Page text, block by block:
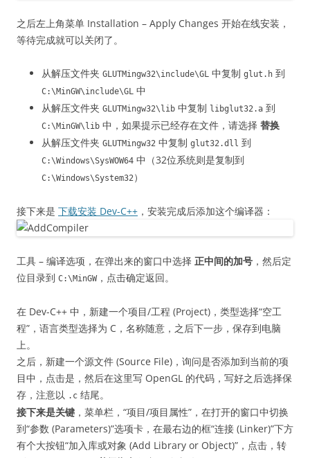
之后左上角菜单 Installation – Apply Changes 开始在线安装，
等待完成就可以关闭了。
从解压文件夹 GLUTMingw32\include\GL 中复制 glut.h 到
C:\MinGW\include\GL 中
从解压文件夹 GLUTMingw32\lib 中复制 libglut32.a 到
C:\MinGW\lib 中，如果提示已经存在文件，请选择 替换
从解压文件夹 GLUTMingw32 中复制 glut32.dll 到
C:\Windows\SysWOW64 中（32位系统则是复制到
C:\Windows\System32）
接下来是 下载安装 Dev-C++ ，安装完成后添加这个编译器：
工具 – 编译选项，在弹出来的窗口中选择 正中间的加号 ，然后定
位目录到 C:\MinGW，点击确定返回。
在 Dev-C++ 中，新建一个项目/工程 (Project)，类型选择“空工
程”，语言类型选择为 C，名称随意，之后下一步，保存到电脑
上。
之后，新建一个源文件 (Source File)，询问是否添加到当前的项
目中，点击是，然后在这里写 OpenGL 的代码，写好之后选择保
存，注意以 .c 结尾。
接下来是关键 ，菜单栏，“项目/项目属性”，在打开的窗口中切换
到“参数 (Parameters)”选项卡，在最右边的框“连接 (Linker)”下方
有个大按钮“加入库或对象 (Add Library or Object)”，点击，转